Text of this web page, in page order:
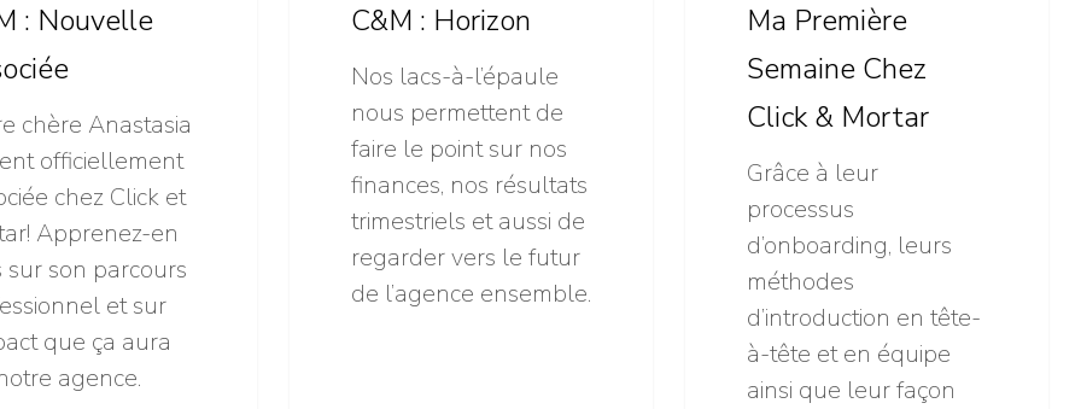
: Nouvelle
chère Anastasia
officiellement
chez Click et
Apprenez-en
sur son parcours
et sur
que ça aura
agence.
C&M : Horizon
Nos lacs-à-l’épaule
nous permettent de
faire le point sur nos
finances, nos résultats
trimestriels et aussi de
regarder vers le futur
de l’agence ensemble.
Mortar
Ma Première
Semaine Chez
Click & Mortar
Grâce à leur
processus
d’onboarding, leurs
méthodes
d’introduction en tête-
à-tête et en équipe
ainsi que leur façon